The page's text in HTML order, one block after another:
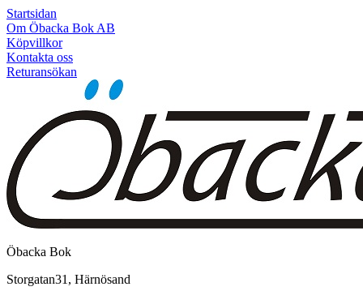
Startsidan
Om Öbacka Bok AB
Köpvillkor
Kontakta oss
Returansökan
Öbacka Bok
Storgatan31, Härnösand